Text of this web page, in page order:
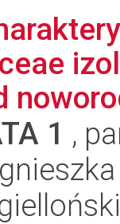
1 ,